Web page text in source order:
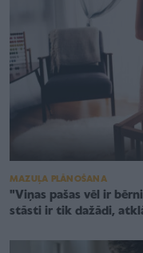
MAZUĻA PLĀNOŠANA
"Viņas pašas vēl ir
stāsti ir tik dažādi,